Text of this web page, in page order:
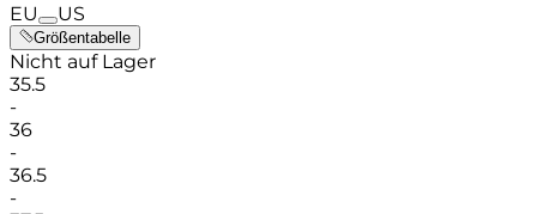
EU US
Größentabelle
Nicht auf Lager
35.5
-
36
-
36.5
-